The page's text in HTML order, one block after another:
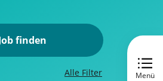
finden
Alle Filter Menü